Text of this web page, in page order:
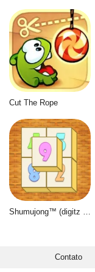
Cut The Rope
Contato